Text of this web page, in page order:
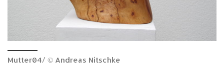
Mutter04/ © Andreas Nitschke